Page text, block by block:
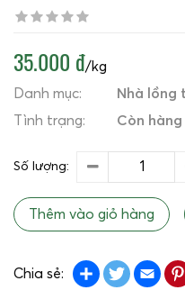
35.000 đ/kg
Danh mục:
Nhà lồng
Tình trạng:
Còn hàng
Số lượng:
Thêm vào giỏ hàng
Chia sẻ: Share Twitter